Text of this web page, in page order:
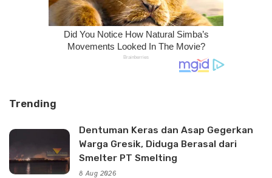
Trending
Dentuman Keras dan Asap Gegerkan
Warga Gresik, Diduga Berasal dari
Smelter PT Smelting
8 Aug 2026